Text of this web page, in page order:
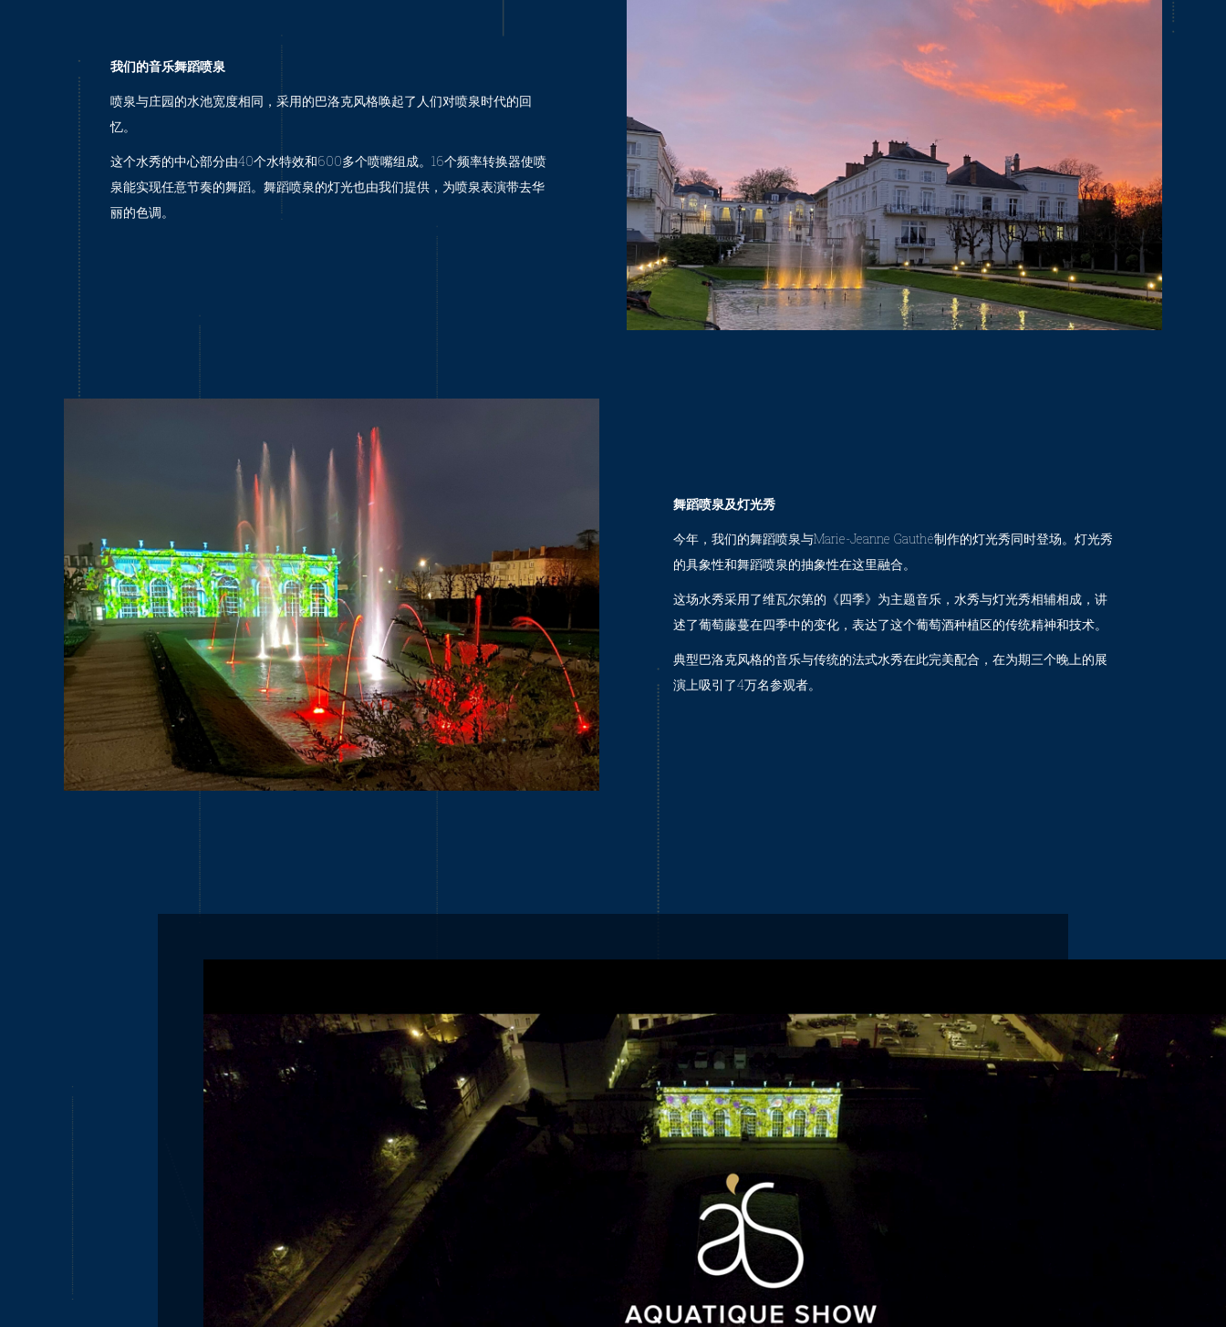
我们的音乐舞蹈喷泉
喷泉与庄园的水池宽度相同，采用的巴洛克风格唤起了人们对喷泉时代的回
忆。
这个水秀的中心部分由40个水特效和600多个喷嘴组成。16个频率转换器使喷
泉能实现任意节奏的舞蹈。舞蹈喷泉的灯光也由我们提供，为喷泉表演带去华
丽的色调。
舞蹈喷泉及灯光秀
今年，我们的舞蹈喷泉与Marie-Jeanne Gauthé制作的灯光秀同时登场。灯光秀
的具象性和舞蹈喷泉的抽象性在这里融合。
这场水秀采用了维瓦尔第的《四季》为主题音乐，水秀与灯光秀相辅相成，讲
述了葡萄藤蔓在四季中的变化，表达了这个葡萄酒种植区的传统精神和技术。
典型巴洛克风格的音乐与传统的法式水秀在此完美配合，在为期三个晚上的展
演上吸引了4万名参观者。